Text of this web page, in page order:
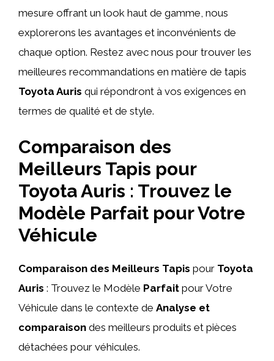
mesure offrant un look haut de gamme, nous
explorerons les avantages et inconvénients de
chaque option. Restez avec nous pour trouver les
meilleures recommandations en matière de tapis
Toyota Auris qui répondront à vos exigences en
termes de qualité et de style.
Comparaison des
Meilleurs Tapis pour
Toyota Auris : Trouvez le
Modèle Parfait pour Votre
Véhicule
Comparaison des Meilleurs Tapis pour Toyota
Auris : Trouvez le Modèle Parfait pour Votre
Véhicule dans le contexte de Analyse et
comparaison des meilleurs produits et pièces
détachées pour véhicules.